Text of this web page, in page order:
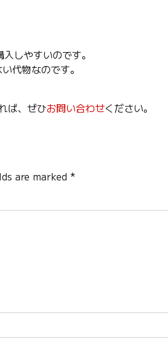
しやすいのです。
代物なのです。
ば、ぜひお問い合わせください。
are marked *